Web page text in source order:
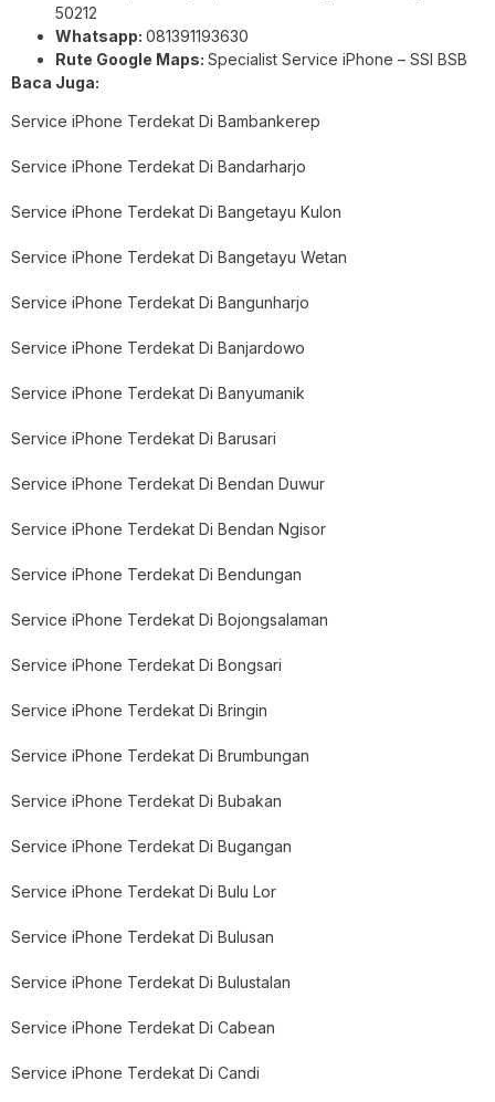
50212
Whatsapp: 081391193630
Rute Google Maps: Specialist Service iPhone – SSI BSB
Baca Juga:
Service iPhone Terdekat Di Bambankerep
Service iPhone Terdekat Di Bandarharjo
Service iPhone Terdekat Di Bangetayu Kulon
Service iPhone Terdekat Di Bangetayu Wetan
Service iPhone Terdekat Di Bangunharjo
Service iPhone Terdekat Di Banjardowo
Service iPhone Terdekat Di Banyumanik
Service iPhone Terdekat Di Barusari
Service iPhone Terdekat Di Bendan Duwur
Service iPhone Terdekat Di Bendan Ngisor
Service iPhone Terdekat Di Bendungan
Service iPhone Terdekat Di Bojongsalaman
Service iPhone Terdekat Di Bongsari
Service iPhone Terdekat Di Bringin
Service iPhone Terdekat Di Brumbungan
Service iPhone Terdekat Di Bubakan
Service iPhone Terdekat Di Bugangan
Service iPhone Terdekat Di Bulu Lor
Service iPhone Terdekat Di Bulusan
Service iPhone Terdekat Di Bulustalan
Service iPhone Terdekat Di Cabean
Service iPhone Terdekat Di Candi